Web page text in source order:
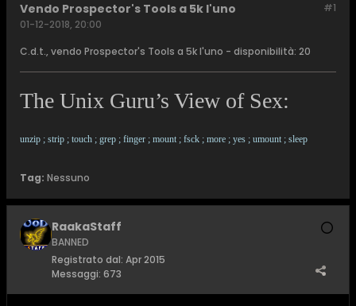
#1
Vendo Prospector's Tools a 5k l'uno
01-12-2018, 20:00
C.d.t., vendo Prospector's Tools a 5k l'uno - disponibilità: 20
The Unix Guru’s View of Sex:
unzip ; strip ; touch ; grep ; finger ; mount ; fsck ; more ; yes ; umount ; sleep
Tag: Nessuno
RaakaStaff
BANNED
Registrato dal: Apr 2015
Messaggi: 673